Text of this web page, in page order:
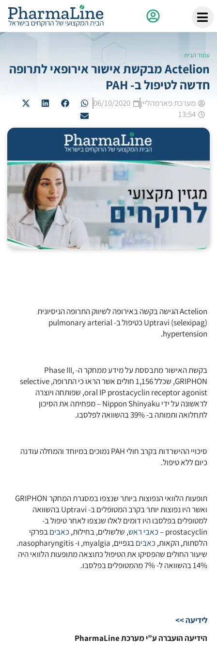
עמוד הבית
Actelion מבקשת אישור אירופאי לתרופה
חדשה לטיפול ב- PAH
מערכת פארמהליין
06/10/2020
13:54
Actelion הגישה בקשה באירופה לשיווק התרופה הניסיונית
(Uptravi (selexipag כטיפול ב- pulmonary arterial
hypertension.
בקשת האישור מתבססת על מידע ממחקר ה- Phase III,
GRIPHON, שכלל 1,156 חולים אשר הראו כי התרופה, selective
oral IP prostacyclin receptor agonist, שפותחה ויוצרה
לראשונה על ידי Nippon Shinyaku – מפחיתה את הסיכון
לתחלואה ותמותה ב- 39% בהשוואה לפלסבו.
סיכויי ההישרדות בקרב חולי PAH נמוכים במיוחד והמחלה עודנה
כיום ללא טיפול.
תופעות הלוואי הנפוצות ביותר שנצפו במסגרת המחקר GRIPHON
ואשר היו נפוצות יותר בקרב המטופלים ב- Uptravi בהשוואה
למטופלים בפלסבו היו דומים לאלו שנצפו לאחר טיפול ב-
prostacyclin –
כאבי ראש, שלשולים, בחילות, כאביםבפרקי
הלסתות, הקאות, כאבים
בגפיים, myalgia, ו- nasopharyngitis.
שיעור החולים שהפסיקו את הטיפול כתוצאה מתופעות הלוואי היה
14% בהשוואה ל- 7% מהמטופלים בפלסבו.
לידיעה >>
הידיעה הועברה ע”י מערכת PharmaLine